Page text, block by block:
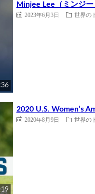
Minjee Lee（ミンジ
2023年6月3日 世界の
2020 U.S. Women’s
2020年8月9日 世界の